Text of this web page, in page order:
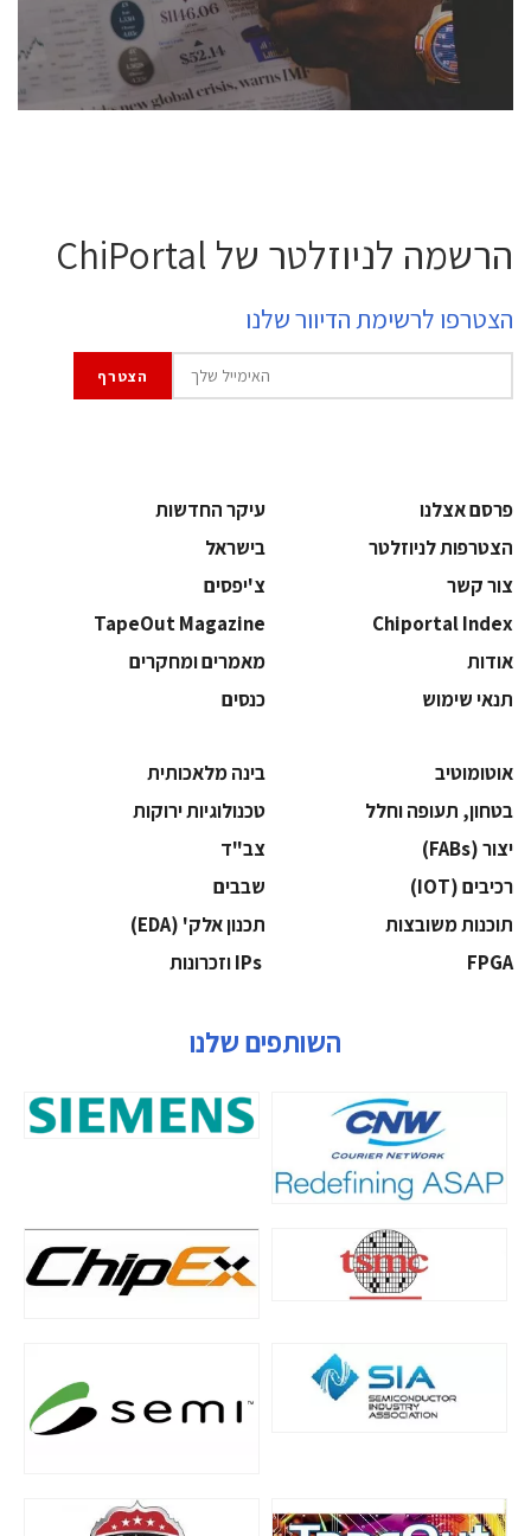
לחץ לפרטים
הרשמה לניוזלטר של ChiPortal
הצטרפו לרשימת הדיוור שלנו
פרסם אצלנו
עיקר החדשות
הצטרפות לניוזלטר
בישראל
צור קשר
צ'יפסים
Chiportal Index
TapeOut Magazine
אודות
מאמרים ומחקרים
תנאי שימוש
כנסים
אוטומוטיב
בינה מלאכותית
בטחון, תעופה וחלל
‫טכנולוגיות ירוקות‬
‫יצור (‪(FABs‬‬
‫צב"ד‬
‫רכיבים‬ (IOT)
‫שבבים‬
‫תוכנות משובצות‬
‫תכנון אלק' (‪(EDA‬‬
‫‪FPGA‬‬
השותפים שלנו